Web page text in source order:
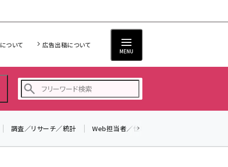
ついて 広告出稿について
MENU
調査／リサーチ／統計 Web担当者／仕事